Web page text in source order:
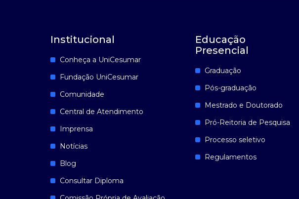
Institucional
Conheça a UniCesumar
Fundação UniCesumar
Comunidade
Central de Atendimento
Imprensa
Notícias
Blog
Consultar Diploma
Educação
Presencial
Graduação
Pós-graduação
Mestrado e Doutorado
Pró-Reitoria de Pesquisa
Processo seletivo
Regulamentos